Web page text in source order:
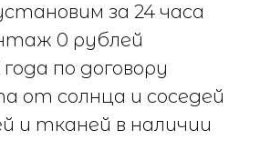
за 24 часа
0 рублей
по договору
от солнца и соседей
и тканей в наличии